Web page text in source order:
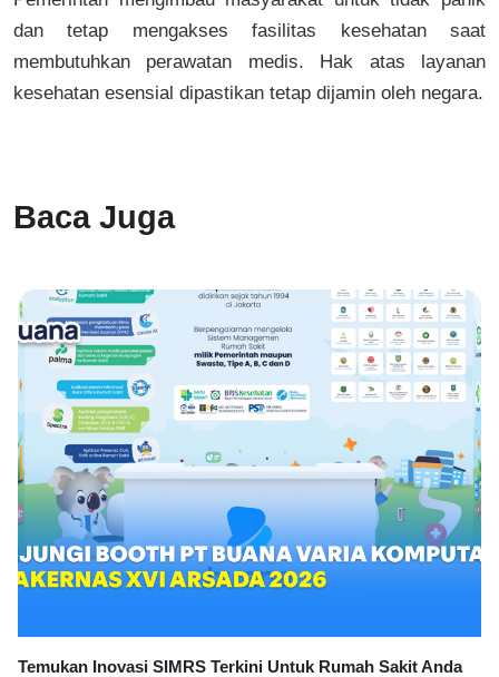
dan tetap mengakses fasilitas kesehatan saat
membutuhkan perawatan medis. Hak atas layanan
kesehatan esensial dipastikan tetap dijamin oleh negara.
Baca Juga
Temukan Inovasi SIMRS Terkini Untuk Rumah Sakit Anda